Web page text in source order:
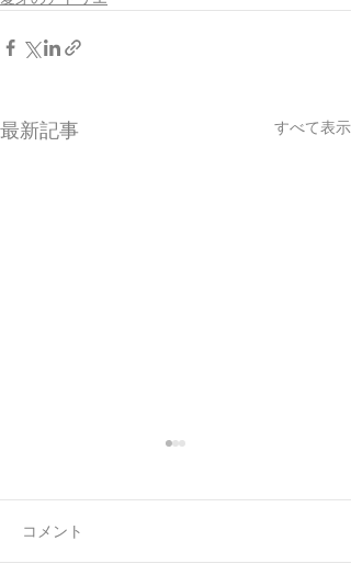
最新記事 すべて表示
コメント